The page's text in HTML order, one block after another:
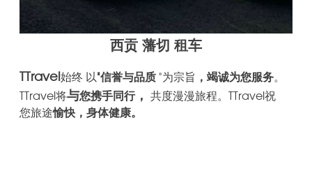
西贡 藩切 租车
TTravel始终 以“信誉与品质 ”为宗旨 ，竭诚为您服务。
TTravel将与您携手同行， 共度漫漫旅程。TTravel祝
您旅途愉快，身体健康。